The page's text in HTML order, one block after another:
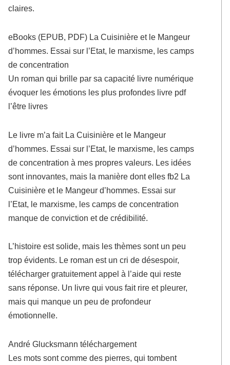
claires.
eBooks (EPUB, PDF) La Cuisinière et le Mangeur
d’hommes. Essai sur l’Etat, le marxisme, les camps
de concentration
Un roman qui brille par sa capacité livre numérique
évoquer les émotions les plus profondes livre pdf
l’être livres
Le livre m’a fait La Cuisinière et le Mangeur
d’hommes. Essai sur l’Etat, le marxisme, les camps
de concentration à mes propres valeurs. Les idées
sont innovantes, mais la manière dont elles fb2 La
Cuisinière et le Mangeur d’hommes. Essai sur
l’Etat, le marxisme, les camps de concentration
manque de conviction et de crédibilité.
L’histoire est solide, mais les thèmes sont un peu
trop évidents. Le roman est un cri de désespoir,
télécharger gratuitement appel à l’aide qui reste
sans réponse. Un livre qui vous fait rire et pleurer,
mais qui manque un peu de profondeur
émotionnelle.
André Glucksmann téléchargement
Les mots sont comme des pierres, qui tombent